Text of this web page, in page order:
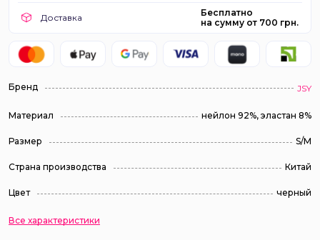
Доставка
Бесплатно
на сумму от 700 грн.
Бренд JSY
Материал нейлон 92%, эластан 8%
Размер S/M
Страна производства Китай
Цвет черный
Все характеристики